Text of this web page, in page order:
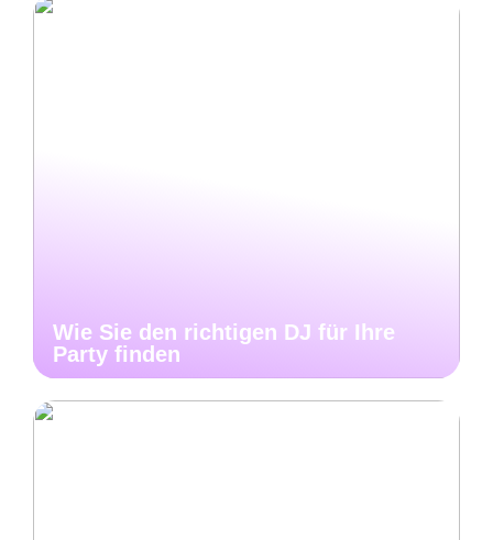
Wie Sie den richtigen DJ für Ihre
Party finden